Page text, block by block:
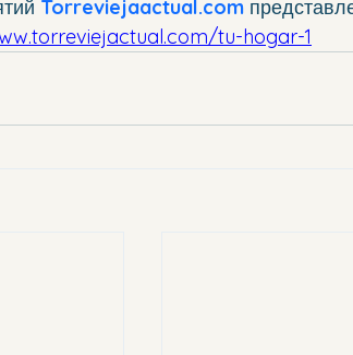
Torreviejaactual.com
tu-hogar-1